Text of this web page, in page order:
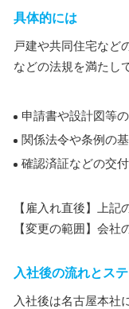
具体的には
戸建や共同住宅など
などの法規を満たし
申請書や設計図等
関係法令や条例の
確認済証などの交
【雇入れ直後】上記
【変更の範囲】会社
入社後の流れとス
入社後は名古屋本社